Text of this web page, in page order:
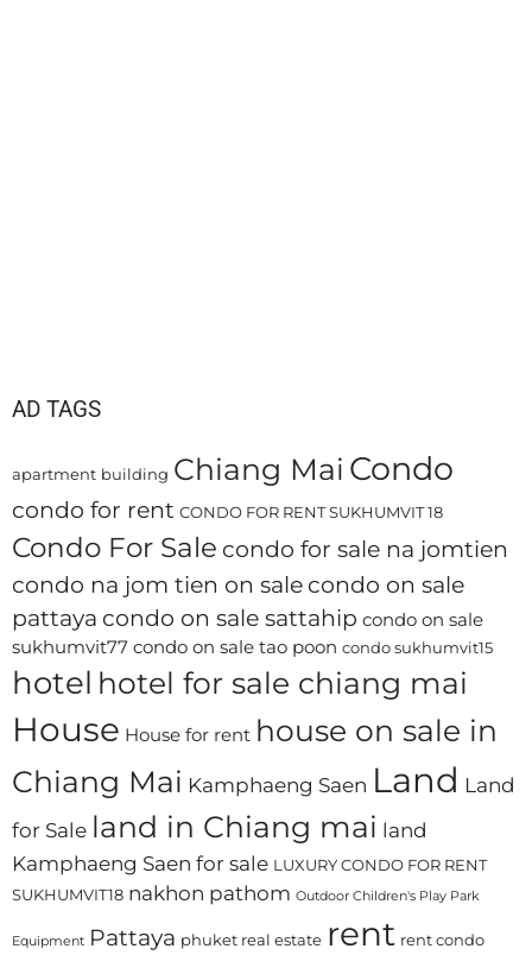
AD TAGS
apartment building Chiang Mai Condo
condo for rent CONDO FOR RENT SUKHUMVIT 18
Condo For Sale condo for sale na jomtien
condo na jom tien on sale condo on sale
pattaya condo on sale sattahip condo on sale
sukhumvit77 condo on sale tao poon condo sukhumvit15
hotel hotel for sale chiang mai
House House for rent house on sale in
Chiang Mai Kamphaeng Saen Land Land
for Sale land in Chiang mai land
Kamphaeng Saen for sale LUXURY CONDO FOR RENT
SUKHUMVIT18 nakhon pathom Outdoor Children's Play Park
Equipment Pattaya phuket real estate rent rent condo